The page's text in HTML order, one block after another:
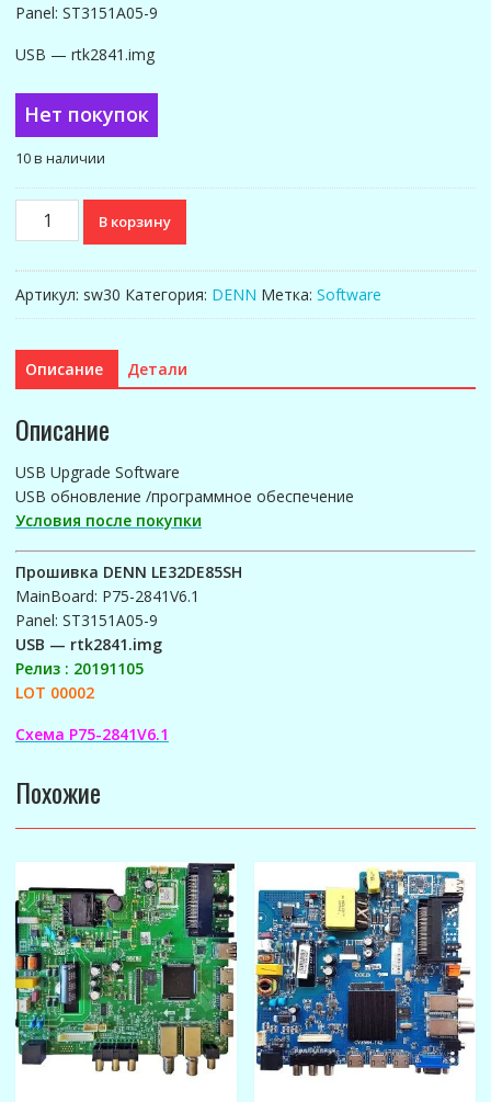
Panel: ST3151A05-9
USB — rtk2841.img
Нет покупок
10 в наличии
Количество
товара
LE32DE85SH
2841V6.1)LOT
00002_20191105
В корзину
Артикул: sw30 Категория: DENN Метка: Software
Описание Детали
Описание
USB Upgrade Software
USB обновление /программное обеспечение
Условия после покупки
Прошивка DENN LE32DE85SH
MainBoard: P75-2841V6.1
Panel: ST3151A05-9
USB — rtk2841.img
Релиз : 20191105
LOT 00002
Схема P75-2841V6.1
Похожие